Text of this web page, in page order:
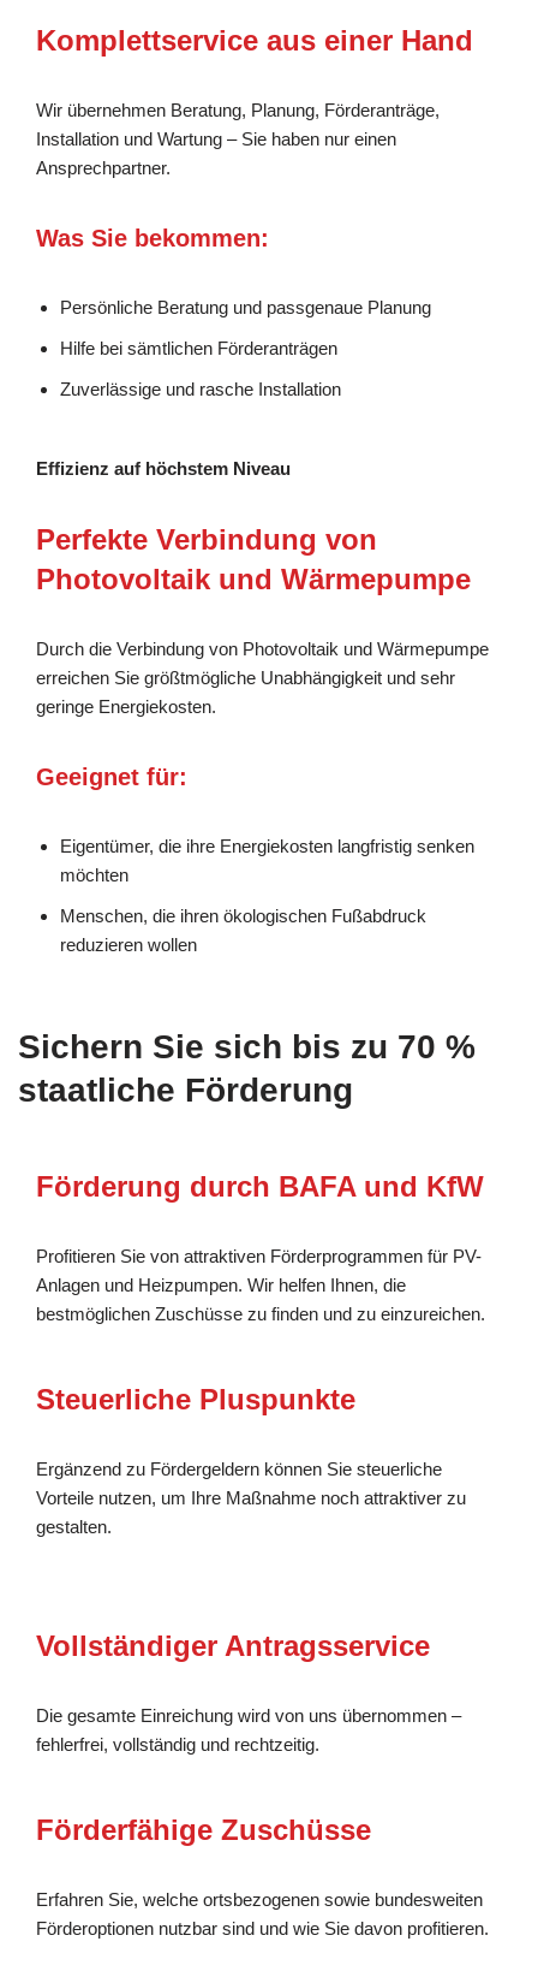
Komplettservice aus einer Hand
Wir übernehmen Beratung, Planung, Förderanträge,
Installation und Wartung – Sie haben nur einen
Ansprechpartner.
Was Sie bekommen:
Persönliche Beratung und passgenaue Planung
Hilfe bei sämtlichen Förderanträgen
Zuverlässige und rasche Installation
Effizienz auf höchstem Niveau
Perfekte Verbindung von
Photovoltaik und Wärmepumpe
Durch die Verbindung von Photovoltaik und Wärmepumpe
erreichen Sie größtmögliche Unabhängigkeit und sehr
geringe Energiekosten.
Geeignet für:
Eigentümer, die ihre Energiekosten langfristig senken
möchten
Menschen, die ihren ökologischen Fußabdruck
reduzieren wollen
Sichern Sie sich bis zu 70 %
staatliche Förderung
Förderung durch BAFA und KfW
Profitieren Sie von attraktiven Förderprogrammen für PV-
Anlagen und Heizpumpen. Wir helfen Ihnen, die
bestmöglichen Zuschüsse zu finden und zu einzureichen.
Steuerliche Pluspunkte
Ergänzend zu Fördergeldern können Sie steuerliche
Vorteile nutzen, um Ihre Maßnahme noch attraktiver zu
gestalten.
Vollständiger Antragsservice
Die gesamte Einreichung wird von uns übernommen –
fehlerfrei, vollständig und rechtzeitig.
Förderfähige Zuschüsse
Erfahren Sie, welche ortsbezogenen sowie bundesweiten
Förderoptionen nutzbar sind und wie Sie davon profitieren.